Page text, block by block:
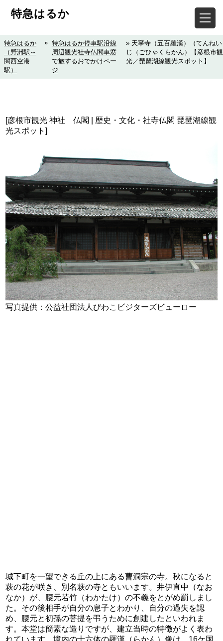
特急はるか
特急はるか
（野洲駅～
関西空港
駅）
» 特急はるか停車駅沿線
周辺観光社寺仏閣車窓
で旅するおでかけペー
ジ
» 天寧寺（五百羅漢）（てんねい
じ（ごひゃくらかん）【彦根市観
光／琵琶湖線観光スポット】
[彦根市観光 神社 仏閣 | 歴史・文化・社寺仏閣 琵琶湖線観
光スポット]
写真提供：公益社団法人びわこビジターズビューロー
城下町を一望できる丘の上にある曹洞宗の寺。秋になると
萩の花が咲き、別名萩の寺ともいいます。井伊直中（なお
なか）が、腰元若竹（わかたけ）の不義をとがめ罰しまし
た。その後相手が自分の息子とわかり、自分の過失を認
め、腰元と初孫の菩提を弔うために創建したといわれま
す。本堂は簡素な造りですが、建立当時の特徴がよく表わ